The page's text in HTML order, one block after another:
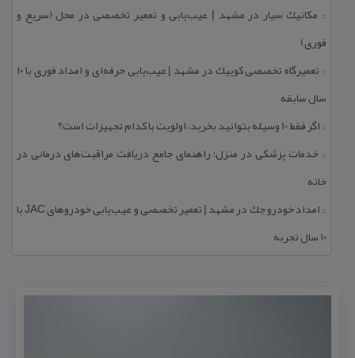
:: مكانیك سیار در مشهد | عیب‌یابی و تعمیر تخصصی در محل (سریع و
فوری)
::
تعمیرگاه تخصصی كوییك در مشهد | عیب‌یابی حرفه‌ای و امداد فوری با ۱۰
سال سابقه
:: اگر فقط 10 وسیله بتوانید بخرید، اولویت با كدام تجهیزات است؟
:: خدمات پزشكی در منزل؛ راهنمای جامع دریافت مراقبت‌های درمانی در
خانه
::
امداد خودرو جك در مشهد | تعمیر تخصصی و عیب‌یابی خودروهای JAC با
۱۰ سال تجربه